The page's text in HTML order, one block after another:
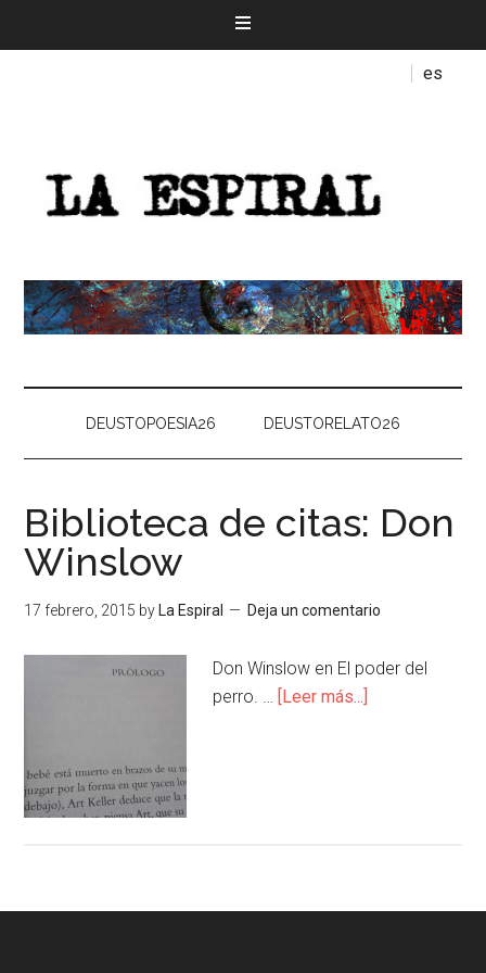
es
DEUSTOPOESIA26 DEUSTORELATO26
Biblioteca de citas: Don
Winslow
17 febrero, 2015 by La Espiral Deja un comentario
Don Winslow en El poder del
perro. … [Leer más...]